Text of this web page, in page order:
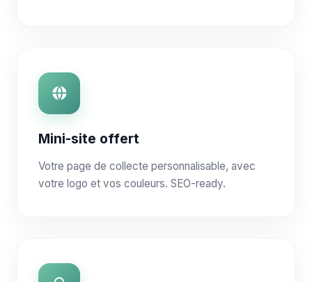
Mini-site offert
Votre page de collecte personnalisable, avec
votre logo et vos couleurs. SEO-ready.